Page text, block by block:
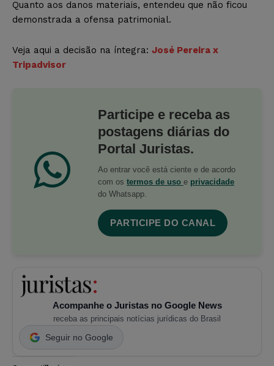
Quanto aos danos materiais, entendeu que não ficou
demonstrada a ofensa patrimonial.
Veja aqui a decisão na íntegra: José Pereira x
Tripadvisor
Participe e receba as
postagens diárias do
Portal Juristas.
Ao entrar você está ciente e de acordo
com os termos de uso e privacidade
do Whatsapp.
PARTICIPE DO CANAL
Acompanhe o Juristas no Google News
receba as principais notícias jurídicas do Brasil
Seguir no Google